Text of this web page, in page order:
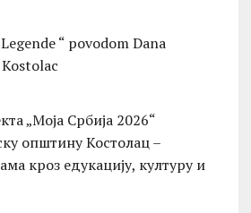
“ povodom Dana
„Моја Србија 2026“
општину Костолац –
кроз едукацију, културу и